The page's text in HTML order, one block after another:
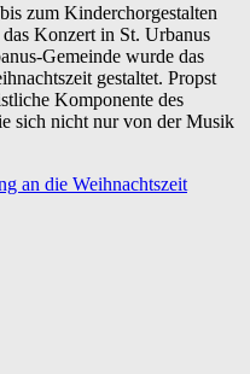
zum Kinderchorgestalten
Konzert in St. Urbanus
Gemeinde wurde das
gestaltet. Propst
Komponente des
sich nicht nur von der Musik
an die Weihnachtszeit